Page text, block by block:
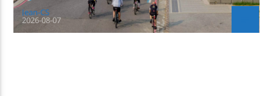
Jean-CS
2026-08-07